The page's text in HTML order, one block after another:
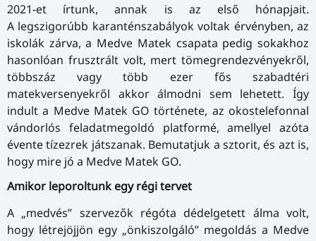
2021-et írtunk, annak is az első hónapjait.
A legszigorúbb karanténszabályok voltak érvényben, az
iskolák zárva, a Medve Matek csapata pedig sokakhoz
hasonlóan frusztrált volt, mert tömegrendezvényekről,
többszáz vagy több ezer fős szabadtéri
matekversenyekről akkor álmodni sem lehetett. Így
indult a Medve Matek GO története, az okostelefonnal
vándorlós feladatmegoldó platformé, amellyel azóta
évente tízezrek játszanak. Bemutatjuk a sztorit, és azt is,
hogy mire jó a Medve Matek GO.
Amikor leporoltunk egy régi tervet
A „medvés” szervezők régóta dédelgetett álma volt,
hogy létrejöjjön egy „önkiszolgáló” megoldás a Medve